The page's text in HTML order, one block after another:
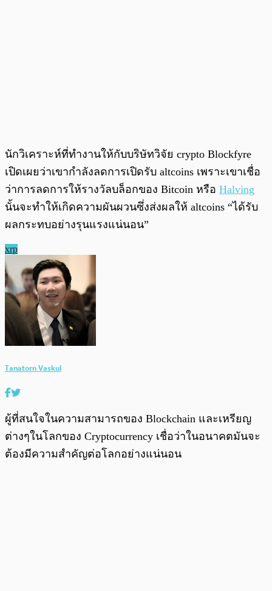
นักวิเคราะห์ที่ทำงานให้กับบริษัทวิจัย crypto Blockfyre
เปิดเผยว่าเขากำลังลดการเปิดรับ altcoins เพราะเขาเชื่อ
ว่าการลดการให้รางวัลบล็อกของ Bitcoin หรือ Halving
นั้นจะทำให้เกิดความผันผวนซึ่งส่งผลให้ altcoins “ได้รับ
ผลกระทบอย่างรุนแรงแน่นอน”
xrp
Tanatorn Vaskul
ผู้ที่สนใจในความสามารถของ Blockchain และเหรียญ
ต่างๆในโลกของ Cryptocurrency เชื่อว่าในอนาคตมันจะ
ต้องมีความสำคัญต่อโลกอย่างแน่นอน